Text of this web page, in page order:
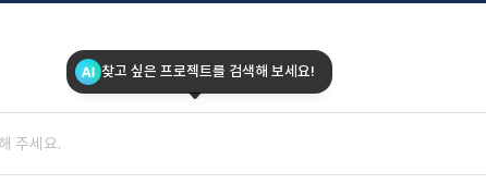
찾고 싶은 프로젝트를 검색해 보세요!